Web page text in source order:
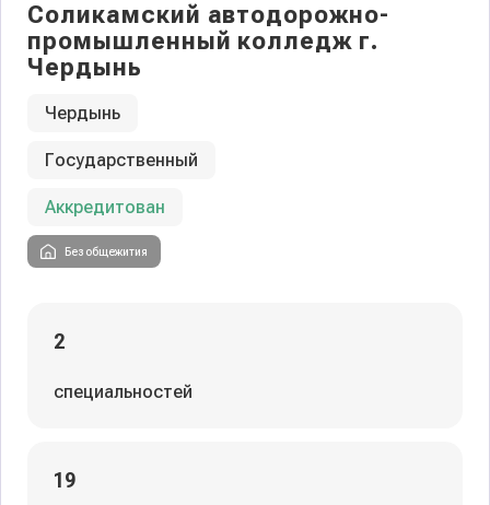
Соликамский автодорожно-
промышленный колледж г.
Чердынь
Чердынь
Государственный
Аккредитован
Без общежития
2
специальностей
19